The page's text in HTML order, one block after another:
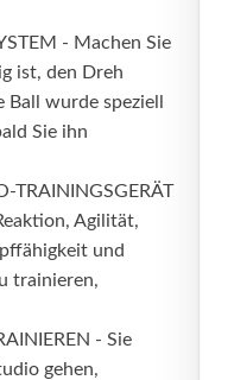
- Machen Sie
ist, den Dreh
wurde speziell
Sie ihn
TRAININGSGERÄT
Agilität,
und
trainieren,
- Sie
gehen,